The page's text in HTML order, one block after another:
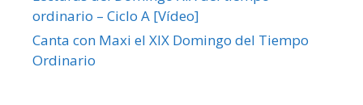
ordinario – Ciclo A [Vídeo]
Canta con Maxi el XIX Domingo del Tiempo
Ordinario